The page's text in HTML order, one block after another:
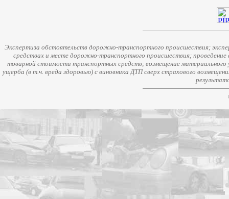
Экспертиза обстоятельств дорожно-транспортного происшествия;
средствах и месте дорожно-транспортного происшествия;
товарной стоимости транспортных средств; возмещение
ущерба (в т.ч. вреда здоровью) с виновника ДТП сверх страхового